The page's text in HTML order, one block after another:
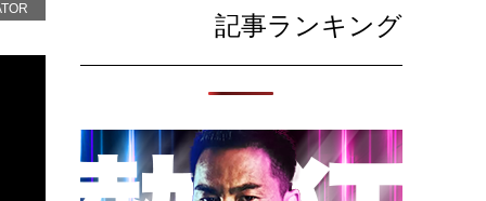
記事ランキング